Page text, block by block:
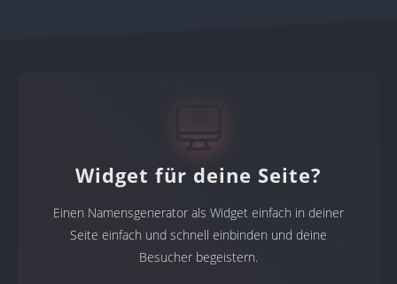
Widget für deine Seite?
Einen Namensgenerator als Widget einfach in deiner
Seite einfach und schnell einbinden und deine
Besucher begeistern.